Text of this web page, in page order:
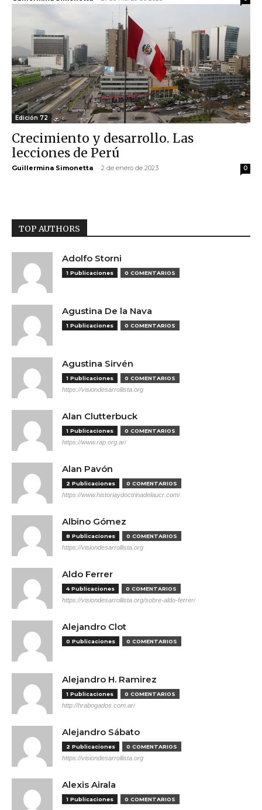
Edición 72
Crecimiento y desarrollo. Las
lecciones de Perú
Guillermina Simonetta - 2 de enero de 2023 0
TOP AUTHORS
Adolfo Storni
1 Publicaciones 0 COMENTARIOS
Agustina De la Nava
1 Publicaciones 0 COMENTARIOS
Agustina Sirvén
1 Publicaciones 0 COMENTARIOS
https://visiondesarrollista.org
Alan Clutterbuck
1 Publicaciones 0 COMENTARIOS
https://www.rap.org.ar/
Alan Pavón
2 Publicaciones 0 COMENTARIOS
https://www.historiaydoctrinadelaucr.com/
Albino Gómez
8 Publicaciones 0 COMENTARIOS
https://visiondesarrollista.org
Aldo Ferrer
4 Publicaciones 0 COMENTARIOS
https://visiondesarrollista.org/sobre-aldo-ferrer/
Alejandro Clot
0 Publicaciones 0 COMENTARIOS
Alejandro H. Ramirez
1 Publicaciones 0 COMENTARIOS
http://hrabogados.com.ar/
Alejandro Sábato
2 Publicaciones 0 COMENTARIOS
https://visiondesarrollista.org
Alexis Airala
1 Publicaciones 0 COMENTARIOS